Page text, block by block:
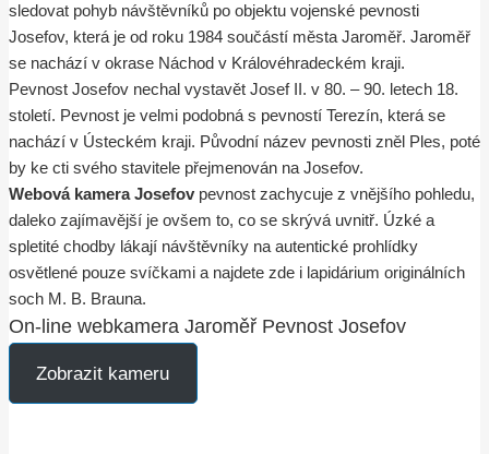
sledovat pohyb návštěvníků po objektu vojenské pevnosti
Josefov, která je od roku 1984 součástí města Jaroměř. Jaroměř
se nachází v okrase Náchod v Královéhradeckém kraji.
Pevnost Josefov nechal vystavět Josef II. v 80. – 90. letech 18.
století. Pevnost je velmi podobná s pevností Terezín, která se
nachází v Ústeckém kraji. Původní název pevnosti zněl Ples, poté
by ke cti svého stavitele přejmenován na Josefov.
Webová kamera Josefov pevnost zachycuje z vnějšího pohledu,
daleko zajímavější je ovšem to, co se skrývá uvnitř. Úzké a
spletité chodby lákají návštěvníky na autentické prohlídky
osvětlené pouze svíčkami a najdete zde i lapidárium originálních
soch M. B. Brauna.
On-line webkamera Jaroměř Pevnost Josefov
Zobrazit kameru